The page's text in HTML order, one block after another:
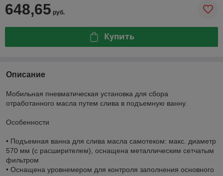
648,65 руб.
Купить
Описание
Мобильная пневматическая установка для сбора
отработанного масла путем слива в подъемную ванну.
Особенности
• Подъемная ванна для слива масла самотеком: макс. диаметр
570 мм (с расширителем), оснащена металлическим сетчатым
фильтром
• Оснащена уровнемером для контроля заполнения основного